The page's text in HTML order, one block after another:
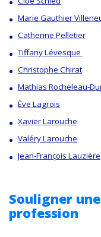
Marie Gauthier
Catherine Pelletier
Tiffany Lévesque
Christophe Chirat
Mathias Rocheleau-
Ève Lagrois
Xavier Larouche
Valéry Larouche
Jean-François Lauzière
Souligner
profession